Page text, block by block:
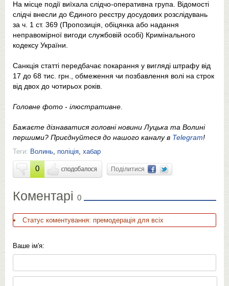
На місце події виїхала слідчо-оперативна група. Відомості
слідчі внесли до Єдиного реєстру досудових розслідувань
за ч. 1 ст. 369 (Пропозиція, обіцянка або надання
неправомірної вигоди службовій особі) Кримінального
кодексу України.
Санкція статті передбачає покарання у вигляді штрафу від
17 до 68 тис. грн., обмеження чи позбавлення волі на строк
від двох до чотирьох років.
Головне фото - ілюстративне.
Бажаєте дізнаватися головні новини Луцька та Волині
першими? Приєднуйтеся до нашого каналу в Telegram!
Теги: Волинь, поліція, хабар
0 Поділитися
Коментарі 0
Статус коментування: премодерація для всіх
Ваше ім'я: